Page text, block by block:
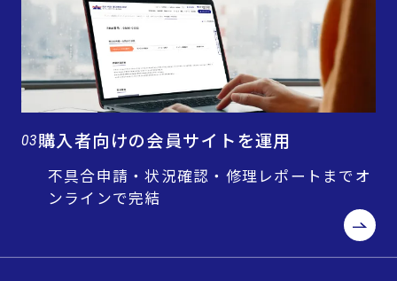
03購入者向けの会員サイトを運用
不具合申請・状況確認・修理レポートまでオ
ンラインで完結